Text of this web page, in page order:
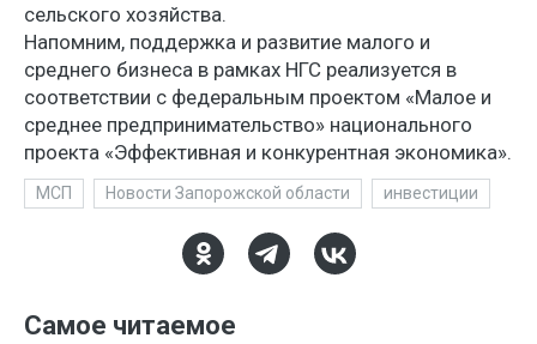
сельского хозяйства.
Напомним, поддержка и развитие малого и
среднего бизнеса в рамках НГС реализуется в
соответствии с федеральным проектом «Малое и
среднее предпринимательство» национального
проекта «Эффективная и конкурентная экономика».
МСП Новости Запорожской области инвестиции
Самое читаемое